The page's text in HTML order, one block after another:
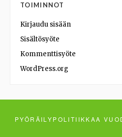
TOIMINNOT
Kirjaudu sisään
Sisältösyöte
Kommenttisyöte
WordPress.org
PYÖRÄILYPOLITIIKKAA